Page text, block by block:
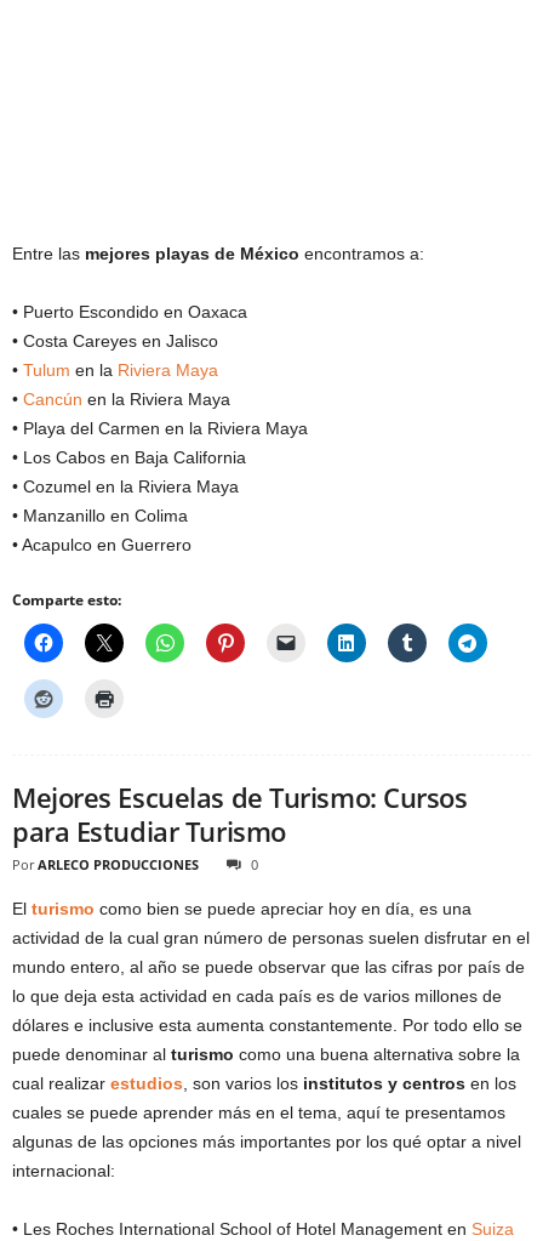
Entre las mejores playas de México encontramos a:
• Puerto Escondido en Oaxaca
• Costa Careyes en Jalisco
• Tulum en la Riviera Maya
• Cancún en la Riviera Maya
• Playa del Carmen en la Riviera Maya
• Los Cabos en Baja California
• Cozumel en la Riviera Maya
• Manzanillo en Colima
• Acapulco en Guerrero
Comparte esto:
Mejores Escuelas de Turismo: Cursos
para Estudiar Turismo
Por ARLECO PRODUCCIONES 0
El turismo como bien se puede apreciar hoy en día, es una
actividad de la cual gran número de personas suelen disfrutar en el
mundo entero, al año se puede observar que las cifras por país de
lo que deja esta actividad en cada país es de varios millones de
dólares e inclusive esta aumenta constantemente. Por todo ello se
puede denominar al turismo como una buena alternativa sobre la
cual realizar estudios, son varios los institutos y centros en los
cuales se puede aprender más en el tema, aquí te presentamos
algunas de las opciones más importantes por los qué optar a nivel
internacional:
• Les Roches International School of Hotel Management en Suiza